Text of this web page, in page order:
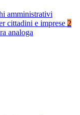
amministrativi
cittadini e imprese 2
analoga